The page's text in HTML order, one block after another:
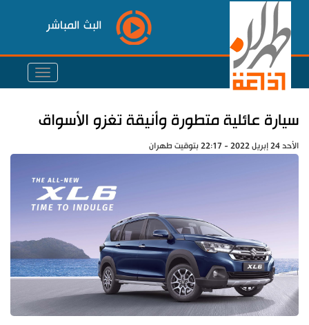
البث المباشر
سيارة عائلية متطورة وأنيقة تغزو الأسواق
الأحد 24 إبريل 2022 - 22:17 بتوقيت طهران